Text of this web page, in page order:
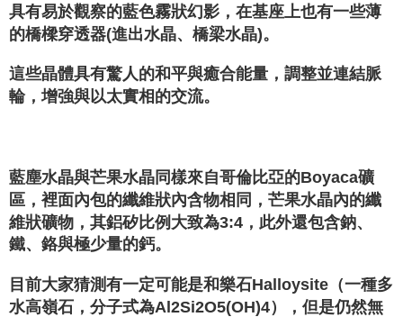
具有易於觀察的藍色霧狀幻影，在基座上也有一些薄
的橋樑穿透器(進出水晶、橋梁水晶)。
這些晶體具有驚人的和平與癒合能量，調整並連結脈
輪，增強與以太實相的交流。
藍塵水晶與芒果水晶同樣來自哥倫比亞的Boyaca礦
區，裡面內包的纖維狀內含物相同，芒果水晶內的纖
維狀礦物，其鋁矽比例大致為3:4，此外還包含鈉、
鐵、鉻與極少量的鈣。
目前大家猜測有一定可能是和樂石Halloysite（一種多
水高嶺石，分子式為Al2Si2O5(OH)4），但是仍然無